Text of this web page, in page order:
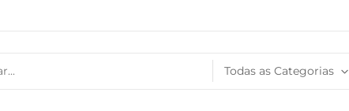
Todas as Categorias